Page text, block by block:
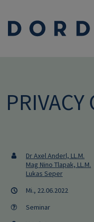
PRIVACY
Dr Axel Anderl, LL.M.
Mag Nino Tlapak, LL.M.
Lukas Seper
Mi., 22.06.2022
Seminar